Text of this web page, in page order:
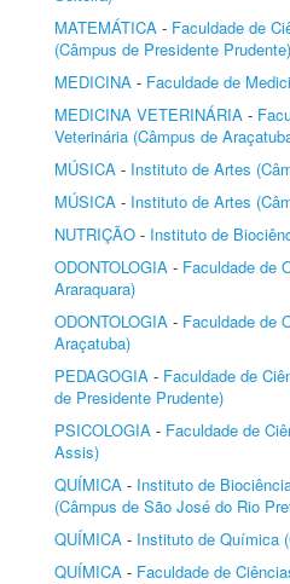
MATEMÁTICA - Faculdade de
(Câmpus de Presidente Prudente)
MEDICINA - Faculdade de
MEDICINA VETERINÁRIA -
Veterinária (Câmpus de
MÚSICA - Instituto de Artes
MÚSICA - Instituto de Artes
NUTRIÇÃO - Instituto de
ODONTOLOGIA - Faculdade de
Araraquara)
ODONTOLOGIA - Faculdade de
Araçatuba)
PEDAGOGIA - Faculdade de
de Presidente Prudente)
PSICOLOGIA - Faculdade de
Assis)
QUÍMICA - Instituto de
(Câmpus de São José do Rio
QUÍMICA - Instituto de Química
QUÍMICA - Faculdade de